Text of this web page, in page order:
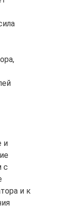
и
с
и к